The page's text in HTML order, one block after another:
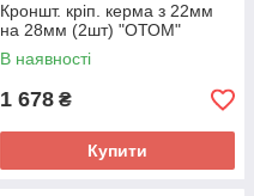
Кроншт. кріп. керма з 22мм
на 28мм (2шт) "ОТОМ"
В наявності
1 678 ₴
Купити